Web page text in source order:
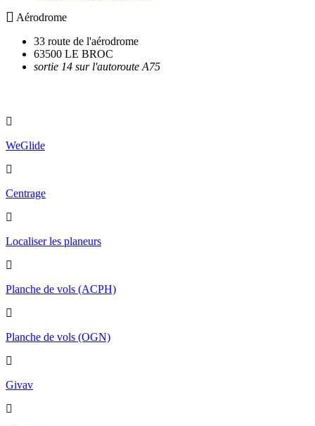
Aérodrome
33 route de l'aérodrome
63500 LE BROC
sortie 14 sur l'autoroute A75
WeGlide
Centrage
Localiser les planeurs
Planche de vols (ACPH)
Planche de vols (OGN)
Givav